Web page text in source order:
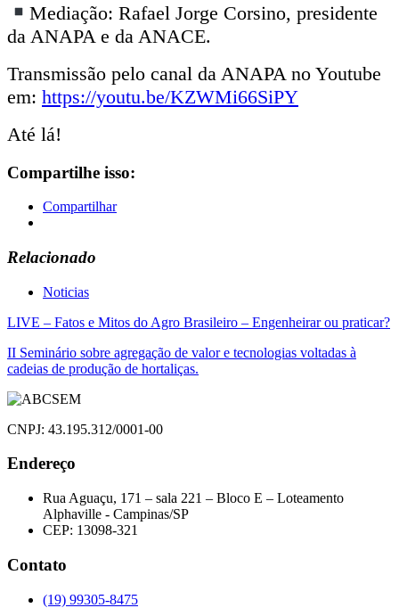
Mediação: Rafael Jorge Corsino, presidente
da ANAPA e da ANACE.
Transmissão pelo canal da ANAPA no Youtube
em: https://youtu.be/KZWMi66SiPY
Até lá!
Compartilhe isso:
Compartilhar
Relacionado
Noticias
Navegação
de
Post
LIVE – Fatos e Mitos do Agro Brasileiro – Engenheirar ou praticar?
II Seminário sobre agregação de valor e tecnologias voltadas à
cadeias de produção de hortaliças.
CNPJ: 43.195.312/0001-00
Endereço
Rua Aguaçu, 171 – sala 221 – Bloco E – Loteamento
Alphaville - Campinas/SP
CEP: 13098-321
Contato
(19) 99305-8475